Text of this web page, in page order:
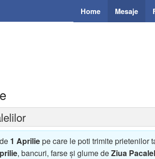
Home Mesaje
1 Apriliepe care le poti trimite prietenilor
, bancuri, farse şi glume deZiua